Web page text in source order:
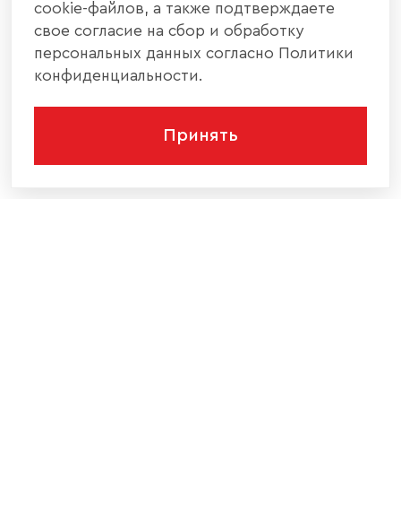
cookie-файлов, а также подтверждаете
свое согласие на сбор и обработку
персональных данных согласно Политики
конфиденциальности.
Принять